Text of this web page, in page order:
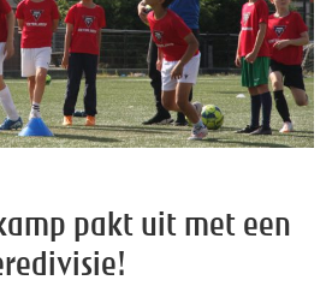
pakt uit met een